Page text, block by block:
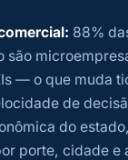
88%
são
— o que muda
de
do
porte, cidade e